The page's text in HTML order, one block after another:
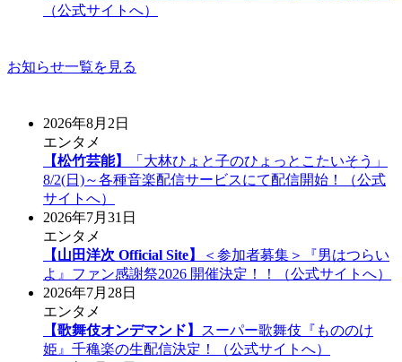
（公式サイトへ）
お知らせ一覧を見る
2026年8月2日
エンタメ
【松竹芸能】
「大林ひょと子のひょっとこたいそう」
8/2(日)～各種音楽配信サービスにて配信開始！（公式
サイトへ）
2026年7月31日
エンタメ
【山田洋次 Official Site】
＜参加者募集＞『男はつらい
よ』ファン感謝祭2026 開催決定！！（公式サイトへ）
2026年7月28日
エンタメ
【歌舞伎オンデマンド】
スーパー歌舞伎『もののけ
姫』千穐楽の生配信決定！（公式サイトへ）